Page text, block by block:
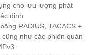
cho lưu lượng phát
định.
RADIUS, TACACS +
như các phiên quản